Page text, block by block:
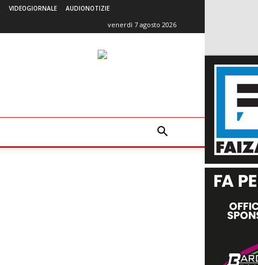
VIDEOGIORNALE AUDIONOTIZIE
venerdì 7 agosto 2026